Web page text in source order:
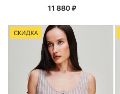
11 880₽
СКИДКА